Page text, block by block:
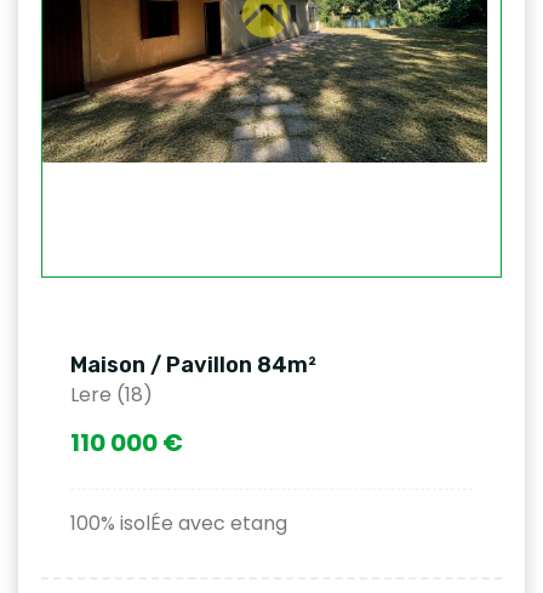
Maison / Pavillon 84m²
Lere (18)
110 000 €
100% isolÉe avec etang